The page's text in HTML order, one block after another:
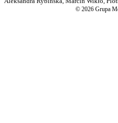
© 2026 Grupa